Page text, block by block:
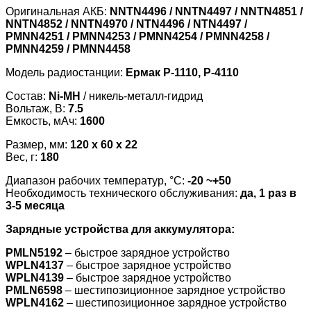
Оригинальная АКБ: NNTN4496 / NNTN4497 / NNTN4851 /
NNTN4852 / NNTN4970 / NTN4496 / NTN4497 /
PMNN4251 / PMNN4253 / PMNN4254 / PMNN4258 /
PMNN4259 / PMNN4458
Модель радиостанции: Ермак Р-1110, Р-4110
Состав: Ni-MH / никель-металл-гидрид
Вольтаж, В: 7.5
Емкость, мАч: 1600
Размер, мм: 120 x 60 x 22
Вес, г: 180
Диапазон рабочих температур, °С: -20 ~+50
Необходимость технического обслуживания: да, 1 раз в
3-5 месяца
Зарядные устройства для аккумулятора:
PMLN5192 – быстрое зарядное устройство
WPLN4137 – быстрое зарядное устройство
WPLN4139 – быстрое зарядное устройство
PMLN6598 – шестипозиционное зарядное устройство
WPLN4162 – шестипозиционное зарядное устройство